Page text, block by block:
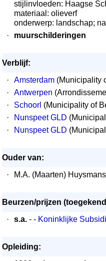
stijlinvloeden: Haagse
materiaal: olieverf
onderwerp: landschap;
·
muurschilderingen
Verblijf:
·
Amsterdam (Municipality
·
Antwerpen
·
Schoorl (Municipality of
·
Nunspeet GLD
·
Nunspeet GLD
Ouder van:
·
M.A. (Maarten) Huysmans
Beurzen/prijzen
·
s.a. - - Koninklijke
Opleiding: